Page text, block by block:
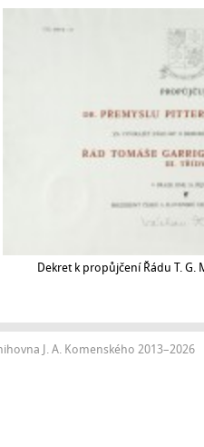
Dekret k propůjčení Řádu T. G.
J. A. Komenského 2013–2026